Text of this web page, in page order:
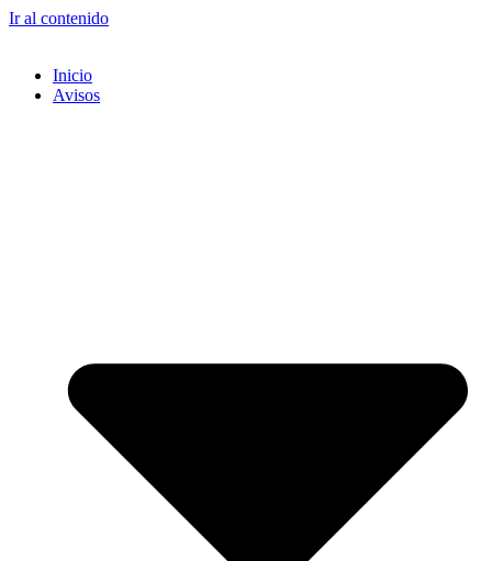
Ir al contenido
Inicio
Avisos